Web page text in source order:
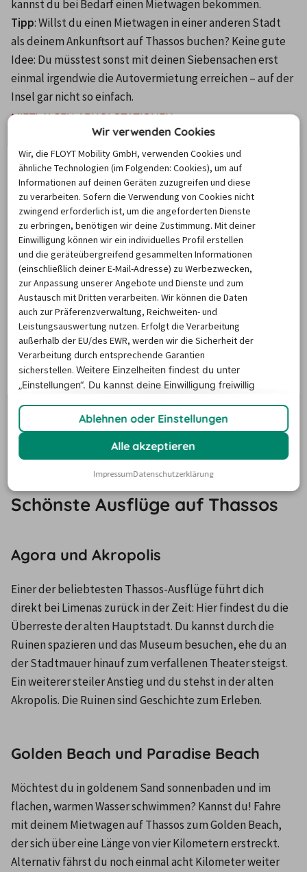
kannst du bei Bedarf einen Mietwagen bekommen.
Tipp: Willst du einen Mietwagen in einer anderen Stadt
als deinem Ankunftsort auf Thassos buchen? Keine gute
Idee: Du müsstest sonst mit deinen Siebensachen erst
einmal irgendwie die Autovermietung erreichen – auf der
MIETWAGEN ABHOLSTATIONEN
Wo befinden sich die Mietwagen-
Stationen auf Thasos?
Ob am Flughafen, Bahnhof oder in der Nähe der
Unterkunft: Der billiger-mietwagen.de Abhol-Atlas zeigt
alle nahegelegenen Autovermietungen und
Rückgabestationen auf Thasos. Für Städtetrips,
Landpartien…und mehr Flexibilität im Urlaub! Na, wo
soll der Roadtrip starten?
Um die Karte und die Stationsinformationen
anzuzeigen, aktiviere bitte Cookies.
Klicke hier, um deine Cookie-Einstellungen zu
Schönste Ausflüge auf Thassos
Agora und Akropolis
Einer der beliebtesten Thassos-Ausflüge führt dich
direkt bei Limenas zurück in der Zeit: Hier findest du die
Überreste der alten Hauptstadt. Du kannst durch die
Ruinen spazieren und das Museum besuchen, ehe du an
der Stadtmauer hinauf zum verfallenen Theater steigst.
Ein weiterer steiler Anstieg und du stehst in der alten
Akropolis. Die Ruinen sind Geschichte zum Erleben.
Golden Beach und Paradise Beach
Möchtest du in goldenem Sand sonnenbaden und im
flachen, warmen Wasser schwimmen? Kannst du! Fahre
mit deinem Mietwagen auf Thassos zum Golden Beach,
der sich über eine Länge von vier Kilometern erstreckt.
Alternativ fährst du noch einmal acht Kilometer weiter
Wir verwenden Cookies
Wir, die FLOYT Mobility GmbH, verwenden Cookies und
ähnliche Technologien (im Folgenden: Cookies), um auf
Informationen auf deinen Geräten zuzugreifen und diese
zu verarbeiten. Sofern die Verwendung von Cookies nicht
zwingend erforderlich ist, um die angeforderten Dienste
zu erbringen, benötigen wir deine Zustimmung. Mit deiner
Einwilligung können wir ein individuelles Profil erstellen
und die geräteübergreifend gesammelten Informationen
(einschließlich deiner E-Mail-Adresse) zu Werbezwecken,
zur Anpassung unserer Angebote und Dienste und zum
Austausch mit Dritten verarbeiten. Wir können die Daten
auch zur Präferenzverwaltung, Reichweiten- und
Leistungsauswertung nutzen. Erfolgt die Verarbeitung
außerhalb der EU/des EWR, werden wir die Sicherheit der
Verarbeitung durch entsprechende Garantien
sicherstellen.Weitere Einzelheiten findest du unter
„Einstellungen“. Du kannst deine Einwilligung freiwillig
Ablehnen oder Einstellungen
Alle akzeptieren
ImpressumDatenschutzerklärung